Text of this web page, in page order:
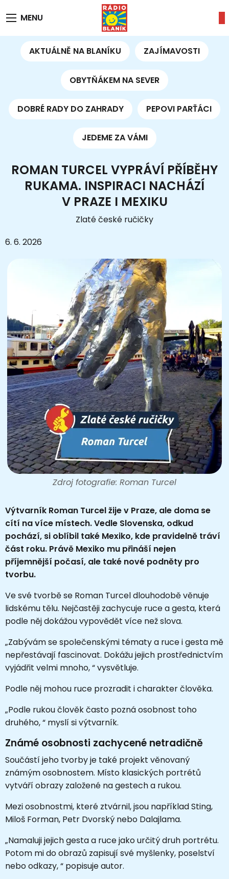
MENU
AKTUÁLNĚ NA BLANÍKU ZAJÍMAVOSTI
OBYTŇÁKEM NA SEVER
DOBRÉ RADY DO ZAHRADY PEPOVI PARŤÁCI
JEDEME ZA VÁMI
ROMAN TURCEL VYPRÁVÍ PŘÍBĚHY
RUKAMA. INSPIRACI NACHÁZÍ
V PRAZE I MEXIKU
Zlaté české ručičky
6. 6. 2026
Zdroj fotografie: Roman Turcel
Výtvarník Roman Turcel žije v Praze, ale doma se
cítí na více místech. Vedle Slovenska, odkud
pochází, si oblíbil také Mexiko, kde pravidelně tráví
část roku. Právě Mexiko mu přináší nejen
příjemnější počasí, ale také nové podněty pro
tvorbu.
Ve své tvorbě se Roman Turcel dlouhodobě věnuje
lidskému tělu. Nejčastěji zachycuje ruce a gesta, která
podle něj dokážou vypovědět více než slova.
„Zabývám se společenskými tématy a ruce i gesta mě
nepřestávají fascinovat. Dokážu jejich prostřednictvím
vyjádřit velmi mnoho, “ vysvětluje.
Podle něj mohou ruce prozradit i charakter člověka.
„Podle rukou člověk často pozná osobnost toho
druhého, “ myslí si výtvarník.
Známé osobnosti zachycené netradičně
Součástí jeho tvorby je také projekt věnovaný
známým osobnostem. Místo klasických portrétů
vytváří obrazy založené na gestech a rukou.
Mezi osobnostmi, které ztvárnil, jsou například Sting,
Miloš Forman, Petr Dvorský nebo Dalajlama.
„Namaluji jejich gesta a ruce jako určitý druh portrétu.
Potom mi do obrazů zapisují své myšlenky, poselství
nebo odkazy, “ popisuje autor.